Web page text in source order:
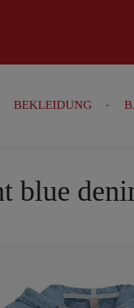
BEKLEIDUNG
blue